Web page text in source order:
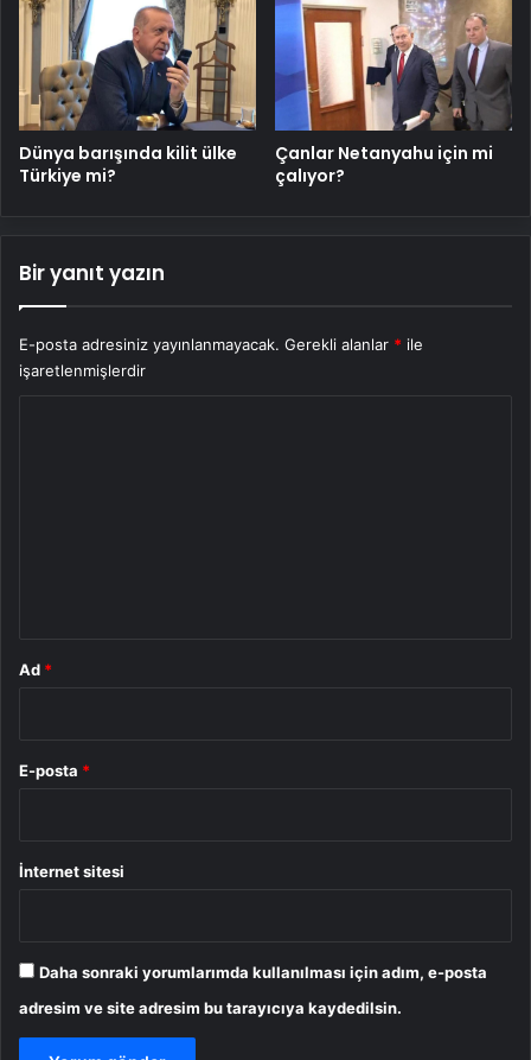
Dünya barışında kilit ülke
Türkiye mi?
Çanlar Netanyahu için mi
çalıyor?
Bir yanıt yazın
E-posta adresiniz yayınlanmayacak. Gerekli alanlar * ile
işaretlenmişlerdir
Ad *
E-posta *
İnternet sitesi
Daha sonraki yorumlarımda kullanılması için adım, e-posta
adresim ve site adresim bu tarayıcıya kaydedilsin.